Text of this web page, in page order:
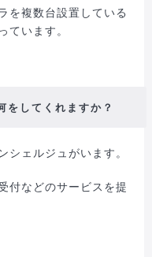
を複数台設置している
います。
してくれますか？
ェルジュがいます。
付などのサービスを提